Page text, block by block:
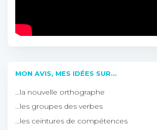
MON AVIS, MES IDÉES SUR…
…la nouvelle orthographe
…les groupes des verbes
…les ceintures de compétences